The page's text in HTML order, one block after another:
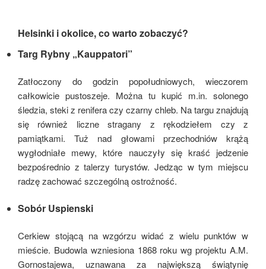
Helsinki i okolice, co warto zobaczyć?
Targ Rybny „Kauppatori”
Zatłoczony do godzin popołudniowych, wieczorem
całkowicie pustoszeje. Można tu kupić m.in. solonego
śledzia, steki z renifera czy czarny chleb. Na targu znajdują
się również liczne stragany z rękodziełem czy z
pamiątkami. Tuż nad głowami przechodniów krążą
wygłodniałe mewy, które nauczyły się kraść jedzenie
bezpośrednio z talerzy turystów. Jedząc w tym miejscu
radzę zachować szczególną ostrożność.
Sobór Uspienski
Cerkiew stojącą na wzgórzu widać z wielu punktów w
mieście. Budowla wzniesiona 1868 roku wg projektu A.M.
Gornostajewa, uznawana za największą świątynię